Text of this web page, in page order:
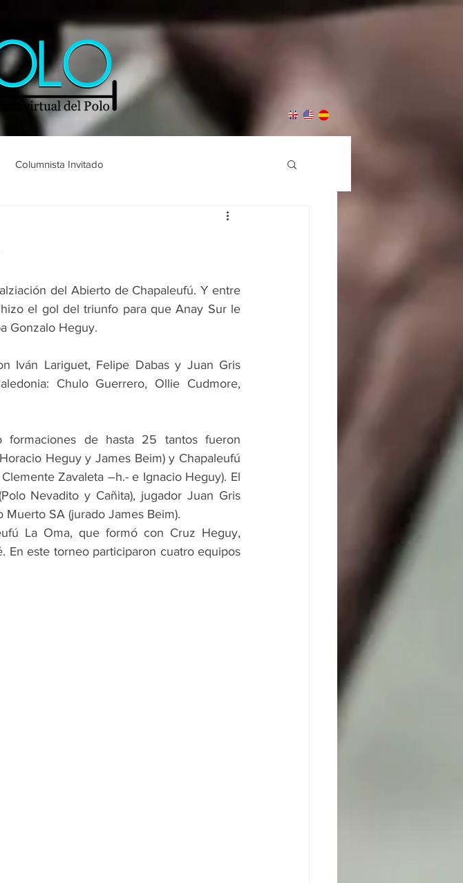
Columnista Invitado
del Abierto de Chapaleufú. Y entre
el gol del triunfo para que Anay Sur le
Gonzalo Heguy.
Iván Lariguet, Felipe Dabas y Juan Gris
Chulo Guerrero, Ollie Cudmore,
de hasta 25 tantos fueron
Heguy y James Beim) y Chapaleufú
Zavaleta –h.- e Ignacio Heguy). El
Nevadito y Cañita), jugador Juan Gris
SA (jurado James Beim).
La Oma, que formó con Cruz Heguy,
En este torneo participaron cuatro equipos